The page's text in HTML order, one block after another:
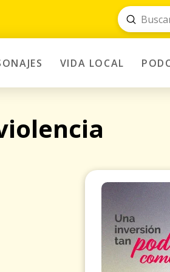
Search
Submit
VIDA LOCAL